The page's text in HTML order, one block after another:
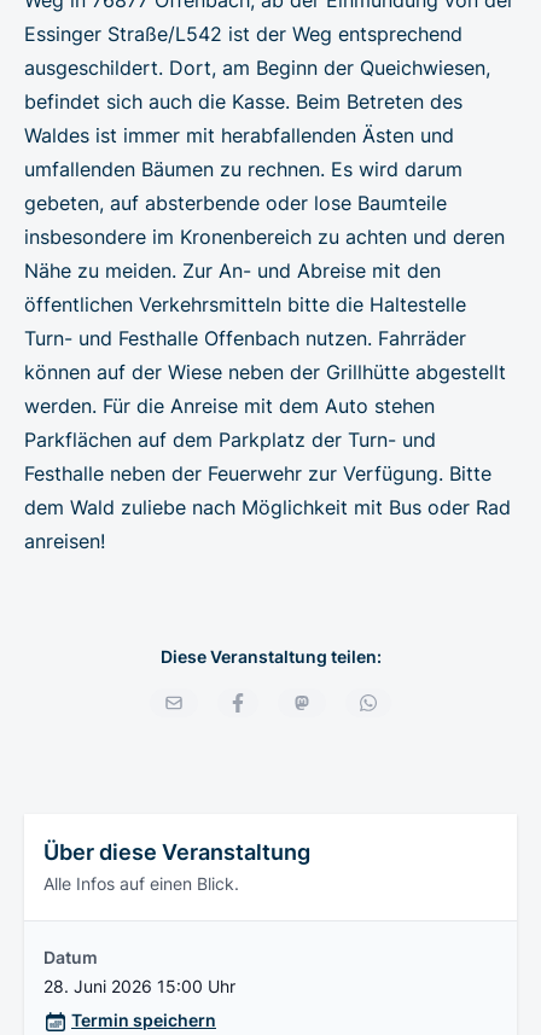
Essinger Straße/L542 ist der Weg entsprechend
ausgeschildert. Dort, am Beginn der Queichwiesen,
befindet sich auch die Kasse. Beim Betreten des
Waldes ist immer mit herabfallenden Ästen und
umfallenden Bäumen zu rechnen. Es wird darum
gebeten, auf absterbende oder lose Baumteile
insbesondere im Kronenbereich zu achten und deren
Nähe zu meiden. Zur An- und Abreise mit den
öffentlichen Verkehrsmitteln bitte die Haltestelle
Turn- und Festhalle Offenbach nutzen. Fahrräder
können auf der Wiese neben der Grillhütte abgestellt
werden. Für die Anreise mit dem Auto stehen
Parkflächen auf dem Parkplatz der Turn- und
Festhalle neben der Feuerwehr zur Verfügung. Bitte
dem Wald zuliebe nach Möglichkeit mit Bus oder Rad
anreisen!
Diese Veranstaltung teilen:
Über diese Veranstaltung
Alle Infos auf einen Blick.
Datum
28. Juni 2026 15:00 Uhr
Termin speichern